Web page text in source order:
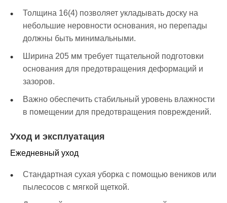
Толщина 16(4) позволяет укладывать доску на
небольшие неровности основания, но перепады
должны быть минимальными.
Ширина 205 мм требует тщательной подготовки
основания для предотвращения деформаций и
зазоров.
Важно обеспечить стабильный уровень влажности
в помещении для предотвращения повреждений.
Уход и эксплуатация
Ежедневный уход
Стандартная сухая уборка с помощью веников или
пылесосов с мягкой щеткой.